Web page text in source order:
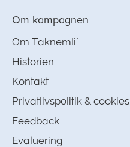
Om kampagnen
Om Taknemli´
Historien
Kontakt
Privatlivspolitik & cookies
Feedback
Evaluering